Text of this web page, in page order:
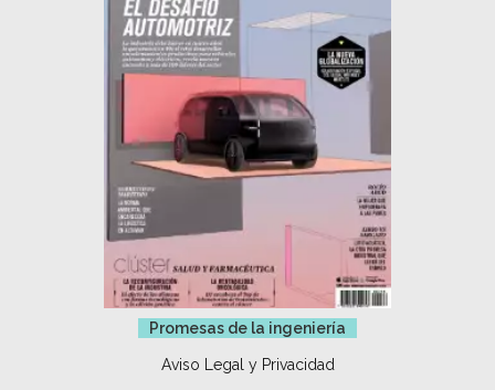
Promesas de la ingeniería
Aviso Legal y Privacidad